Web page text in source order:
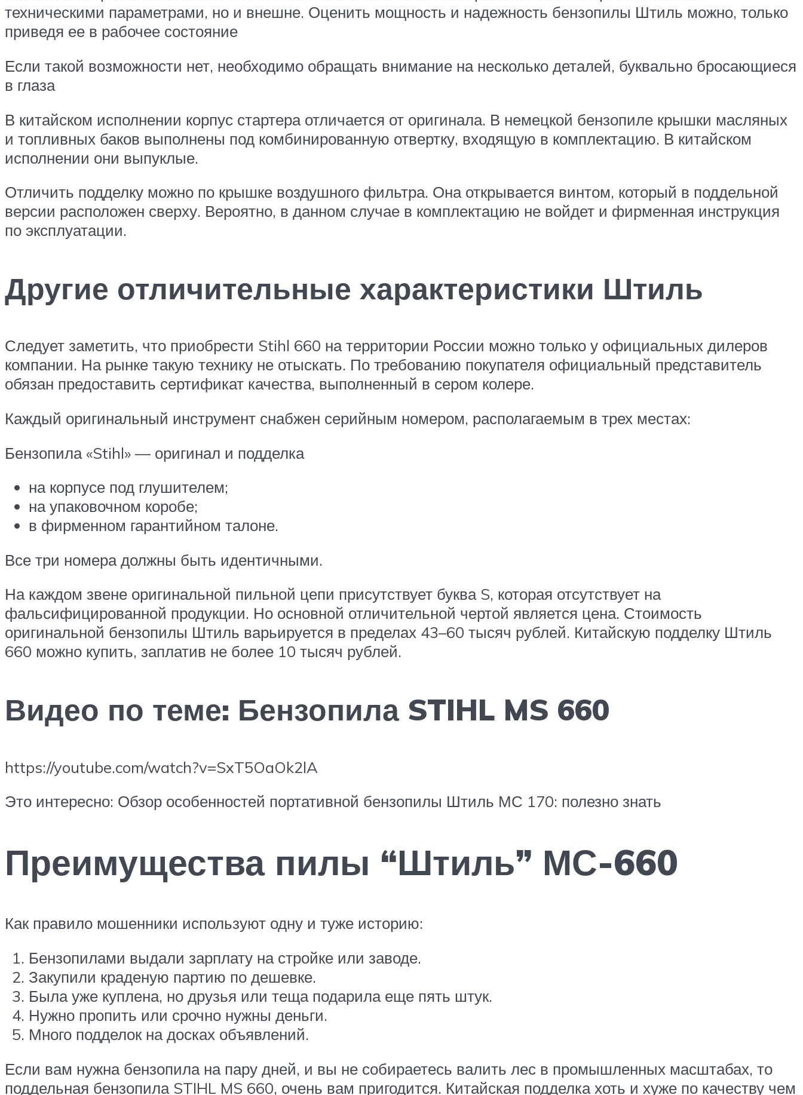
техническими параметрами, но и внешне. Оценить мощность и надежность бензопилы Штиль можно, только
приведя ее в рабочее состояние
Если такой возможности нет, необходимо обращать внимание на несколько деталей, буквально бросающиеся
в глаза
В китайском исполнении корпус стартера отличается от оригинала. В немецкой бензопиле крышки масляных
и топливных баков выполнены под комбинированную отвертку, входящую в комплектацию. В китайском
исполнении они выпуклые.
Отличить подделку можно по крышке воздушного фильтра. Она открывается винтом, который в поддельной
версии расположен сверху. Вероятно, в данном случае в комплектацию не войдет и фирменная инструкция
по эксплуатации.
Другие отличительные характеристики Штиль
Следует заметить, что приобрести Stihl 660 на территории России можно только у официальных дилеров
компании. На рынке такую технику не отыскать. По требованию покупателя официальный представитель
обязан предоставить сертификат качества, выполненный в сером колере.
Каждый оригинальный инструмент снабжен серийным номером, располагаемым в трех местах:
Бензопила «Stihl» — оригинал и подделка
на корпусе под глушителем;
на упаковочном коробе;
в фирменном гарантийном талоне.
Все три номера должны быть идентичными.
На каждом звене оригинальной пильной цепи присутствует буква S, которая отсутствует на
фальсифицированной продукции. Но основной отличительной чертой является цена. Стоимость
оригинальной бензопилы Штиль варьируется в пределах 43–60 тысяч рублей. Китайскую подделку Штиль
660 можно купить, заплатив не более 10 тысяч рублей.
Видео по теме: Бензопила STIHL MS 660
https://youtube.com/watch?v=SxT5OaOk2lA
Это интересно: Обзор особенностей портативной бензопилы Штиль МС 170: полезно знать
Преимущества пилы “Штиль” МС-660
Как правило мошенники используют одну и туже историю:
Бензопилами выдали зарплату на стройке или заводе.
Закупили краденую партию по дешевке.
Была уже куплена, но друзья или теща подарила еще пять штук.
Нужно пропить или срочно нужны деньги.
Много подделок на досках объявлений.
Если вам нужна бензопила на пару дней, и вы не собираетесь валить лес в промышленных масштабах, то
поддельная бензопила STIHL MS 660, очень вам пригодится. Китайская подделка хоть и хуже по качеству чем